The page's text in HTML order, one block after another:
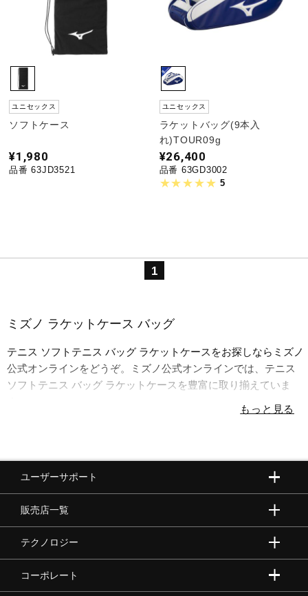
ジュニア／キッズ
コラボ／ライセンス
直営店一覧
ユニセックス
ソフトケース
¥1,980
品番 63JD3521
ユニセックス
ラケットバッグ(9本入
れ)TOUR09g
¥26,400
品番 63GD3002
5
1
ミズノ ラケットケース バッグ
テニス ソフトテニス バッグ ラケットケースをお探しならミズノ
公式オンラインをどうぞ。ミズノ公式オンラインでは、テニス
ソフトテニス バッグ ラケットケースを豊富に取り揃えていま
ユーザーサポート
販売店一覧
テクノロジー
コーポレート